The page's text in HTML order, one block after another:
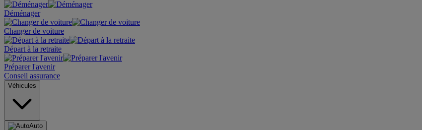
Déménager
Changer de voiture
Départ à la retraite
Préparer l'avenir
Conseil assurance
Véhicules
Auto